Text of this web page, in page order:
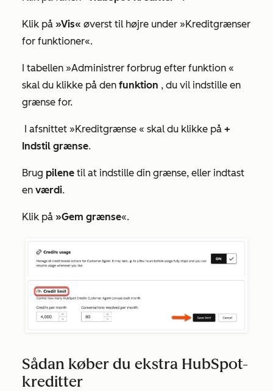
Klik på »Vis« øverst til højre under »Kreditgrænser
for funktioner«.
I tabellen »Administrer forbrug efter funktion «
skal du klikke på den funktion , du vil indstille en
grænse for.
I afsnittet »Kreditgrænse « skal du klikke på +
Indstil grænse.
Brug pilene til at indstille din grænse, eller indtast
en værdi.
Klik på »Gem grænse«.
Sådan køber du ekstra HubSpot-
kreditter